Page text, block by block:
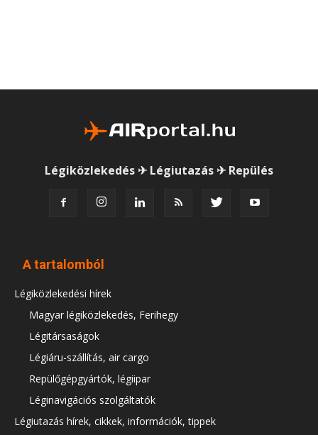
Légiközlekedés ✈ Légiutazás ✈ Repülés
A tartalomból
Légiközlekedési hírek
Magyar légiközlekedés, Ferihegy
Légitársaságok
Légiáru-szállítás, air cargo
Repülőgépgyártók, légiipar
Léginavigációs szolgáltatók
Légiutazás hírek, cikkek, információk, tippek